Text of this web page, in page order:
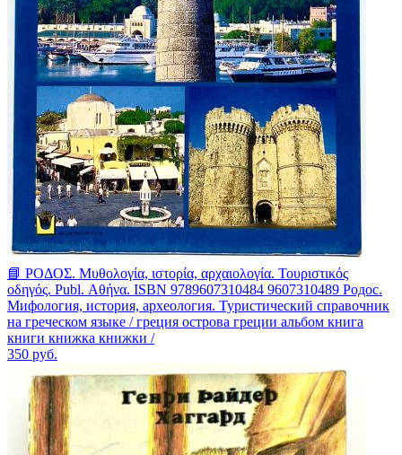
📘 ΡΟΔΟΣ. Μυθολογία, ιστορία, αρχαιολογία. Τουριστικός
οδηγός. Publ. Αθήνα. ISBN 9789607310484 9607310489 Родос.
Мифология, история, археология. Туристический справочник
на греческом языке / греция острова греции альбом книга
книги книжка книжки /
350 руб.